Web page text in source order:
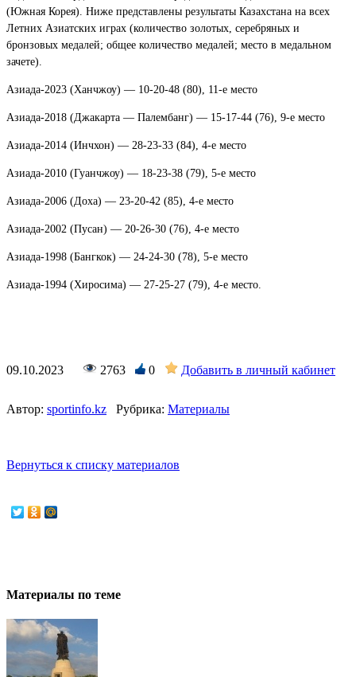
(Южная Корея). Ниже представлены результаты Казахстана на всех
Летних Азиатских играх (количество золотых, серебряных и
бронзовых медалей; общее количество медалей; место в медальном
зачете).
Азиада-2023 (Ханчжоу) — 10-20-48 (80), 11-е место
Азиада-2018 (Джакарта — Палембанг) — 15-17-44 (76), 9-е место
Азиада-2014 (Инчхон) — 28-23-33 (84), 4-е место
Азиада-2010 (Гуанчжоу) — 18-23-38 (79), 5-е место
Азиада-2006 (Доха) — 23-20-42 (85), 4-е место
Азиада-2002 (Пусан) — 20-26-30 (76), 4-е место
Азиада-1998 (Бангкок) — 24-24-30 (78), 5-е место
Азиада-1994 (Хиросима) — 27-25-27 (79), 4-е место.
09.10.2023 2763 0 Добавить в личный кабинет
Автор: sportinfo.kz Рубрика: Материалы
Вернуться к списку материалов
Материалы по теме